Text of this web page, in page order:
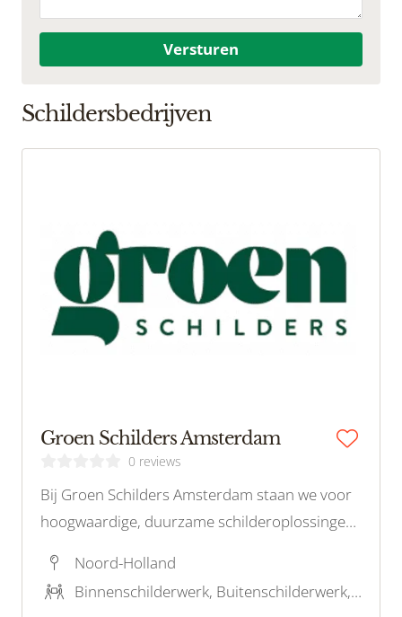
Versturen
Schildersbedrijven
Groen Schilders Amsterdam
0 reviews
Bij Groen Schilders Amsterdam staan we voor
hoogwaardige, duurzame schilderoplossingen
komen. Met een focus op milieuvriendelijke
verf en technieken, bieden wij professioneel
Noord-Holland
Binnenschilderwerk, Buitenschilderwerk, Stucwerk, Restauratieschilderwerk, Houtrotreparatie